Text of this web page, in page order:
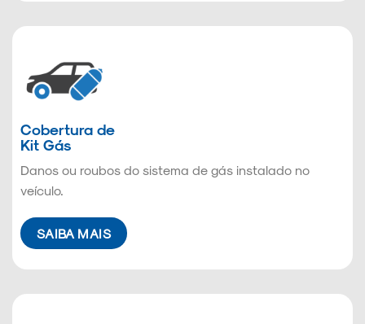
Cobertura de
Kit Gás
Danos ou roubos do sistema de gás instalado no
veículo.
SAIBA MAIS